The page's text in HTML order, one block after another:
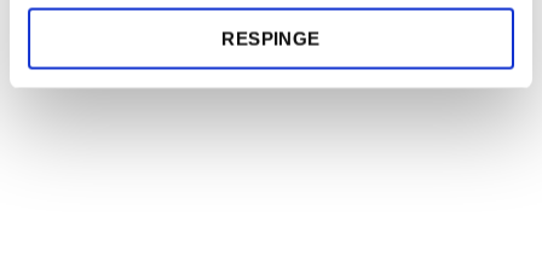
RESPINGE